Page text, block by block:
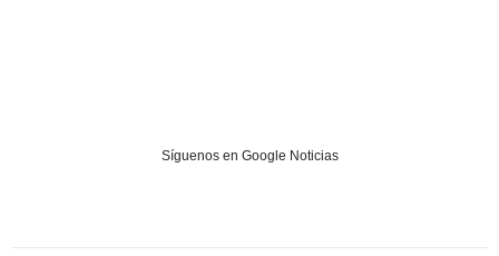
Síguenos en Google Noticias